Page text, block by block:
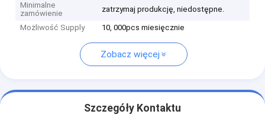
Minimalne
zamówienie
zatrzymaj produkcję, niedostępne.
Możliwość Supply 10, 000pcs miesięcznie
Zobacz więcej
Szczegóły Kontaktu